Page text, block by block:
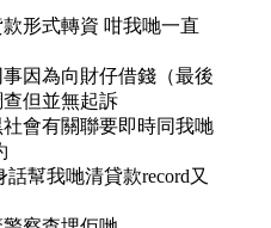
形式轉資 咁我哋一直
因為向財仔借錢（最後
但並無起訴
會有關聯要即時同我哋
幫我哋清貸款record又